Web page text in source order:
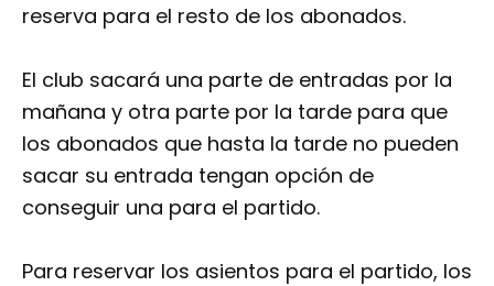
reserva para el resto de los abonados.
El club sacará una parte de entradas por la
mañana y otra parte por la tarde para que
los abonados que hasta la tarde no pueden
sacar su entrada tengan opción de
conseguir una para el partido.
Para reservar los asientos para el partido, los